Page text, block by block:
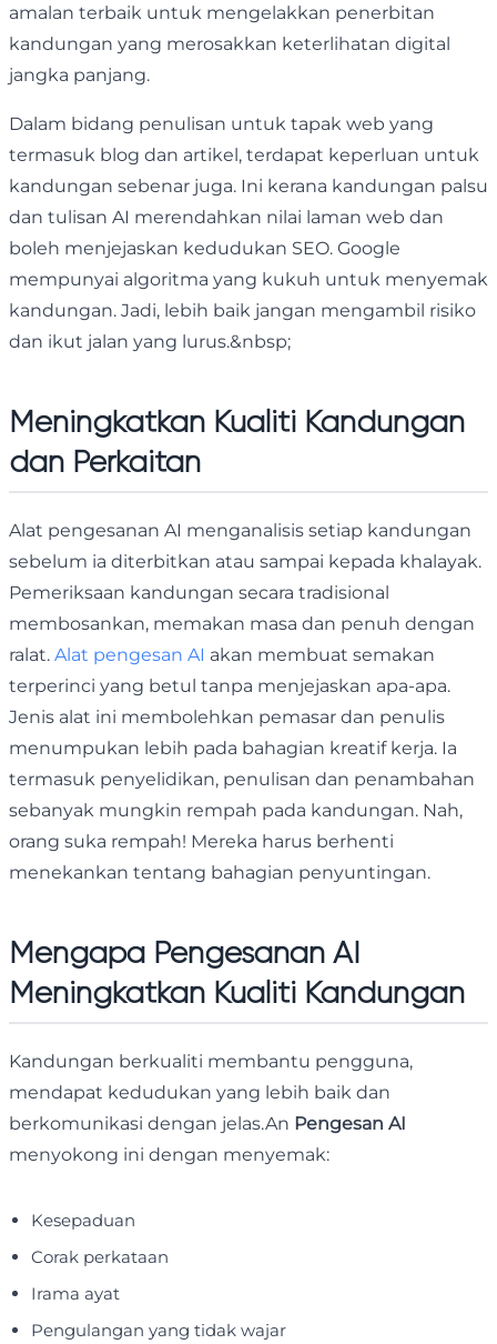
amalan terbaik untuk mengelakkan penerbitan
kandungan yang merosakkan keterlihatan digital
jangka panjang.
Dalam bidang penulisan untuk tapak web yang
termasuk blog dan artikel, terdapat keperluan untuk
kandungan sebenar juga. Ini kerana kandungan palsu
dan tulisan AI merendahkan nilai laman web dan
boleh menjejaskan kedudukan SEO. Google
mempunyai algoritma yang kukuh untuk menyemak
kandungan. Jadi, lebih baik jangan mengambil risiko
dan ikut jalan yang lurus.&nbsp;
Meningkatkan Kualiti Kandungan
dan Perkaitan
Alat pengesanan AI menganalisis setiap kandungan
sebelum ia diterbitkan atau sampai kepada khalayak.
Pemeriksaan kandungan secara tradisional
membosankan, memakan masa dan penuh dengan
ralat. Alat pengesan AI akan membuat semakan
terperinci yang betul tanpa menjejaskan apa-apa.
Jenis alat ini membolehkan pemasar dan penulis
menumpukan lebih pada bahagian kreatif kerja. Ia
termasuk penyelidikan, penulisan dan penambahan
sebanyak mungkin rempah pada kandungan. Nah,
orang suka rempah! Mereka harus berhenti
menekankan tentang bahagian penyuntingan.
Mengapa Pengesanan AI
Meningkatkan Kualiti Kandungan
Kandungan berkualiti membantu pengguna,
mendapat kedudukan yang lebih baik dan
berkomunikasi dengan jelas.An Pengesan AI
menyokong ini dengan menyemak:
Kesepaduan
Corak perkataan
Irama ayat
Pengulangan yang tidak wajar